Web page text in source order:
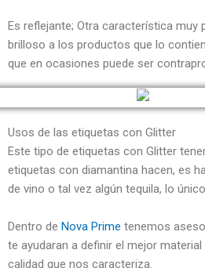
Es reflejante; Otra característica
brilloso a los productos que lo
que en ocasiones puede ser
Usos de las etiquetas con Glitter
Este tipo de etiquetas con Glitter
etiquetas con diamantina hacen, es
de vino o tal vez algún tequila, lo
Dentro de Nova Prime tenemos
te ayudaran a definir el mejor
calidad que nos caracteriza.